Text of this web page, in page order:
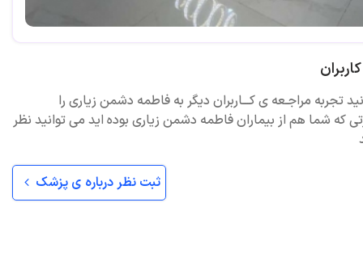
تجربه مراجـعه ی کـــاربران دیگر به فاطمه دشمن زیاری را
که شما هم از بیماران فاطمه دشمن زیاری بوده اید می توانید نظر
ثبت نظر درباره ی پزشک